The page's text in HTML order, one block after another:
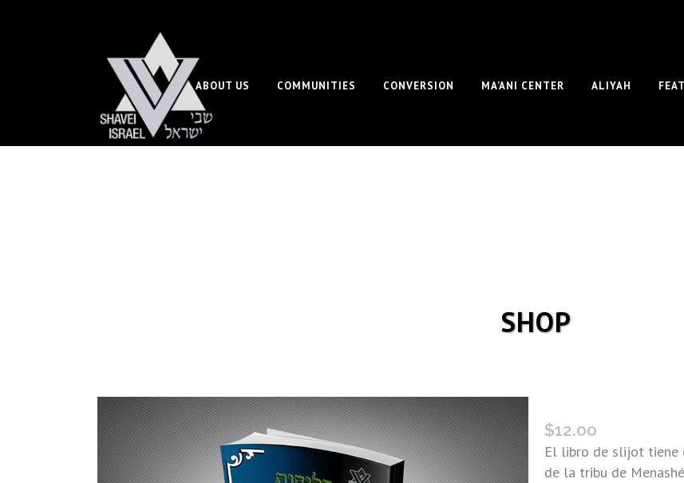
ABOUT US COMMUNITIES CONVERSION MA’ANI CENTER ALIYAH
SHOP
$12.00
El libro de slijot tiene
de la tribu de